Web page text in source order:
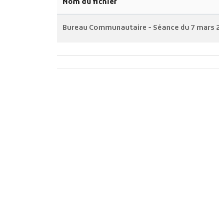
Nom du fichier
Bureau Communautaire - Séance du 7 mars